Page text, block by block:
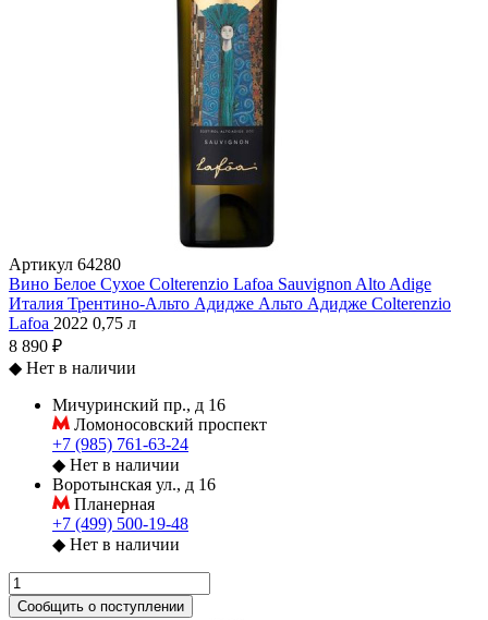
Артикул 64280
Вино Белое Сухое Colterenzio Lafoa Sauvignon Alto Adige
Италия Трентино-Альто Адидже Альто Адидже Colterenzio
Lafoa 2022 0,75 л
8 890 ₽
◆ Нет в наличии
Мичуринский пр., д 16
Ломоносовский проспект
+7 (985) 761-63-24
◆ Нет в наличии
Воротынская ул., д 16
Планерная
+7 (499) 500-19-48
◆ Нет в наличии
Сообщить о поступлении